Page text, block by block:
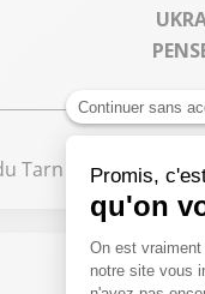
Tarn et Garonne,